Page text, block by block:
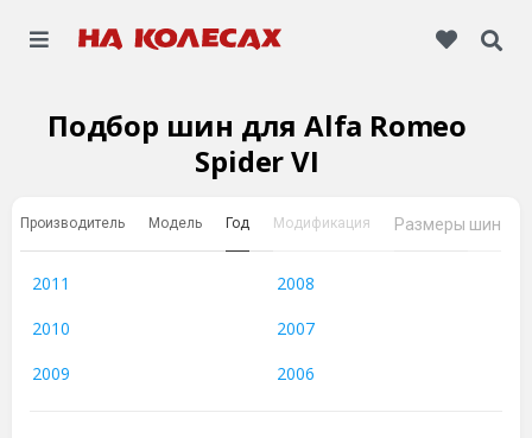
Подбор шин для Alfa Romeo
Spider VI
Производитель Модель Год Модификация Размеры шин
2011
2010
2009
2008
2007
2006